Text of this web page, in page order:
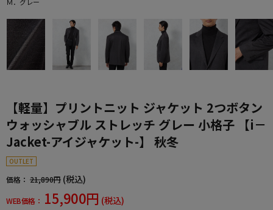
【軽量】プリントニット ジャケット 2つボタン
ウォッシャブル ストレッチ グレー 小格子 【i－
Jacket-アイジャケット-】 秋冬
OUTLET
価格： 21,890円 (税込)
WEB価格： 15,900円 (税込)